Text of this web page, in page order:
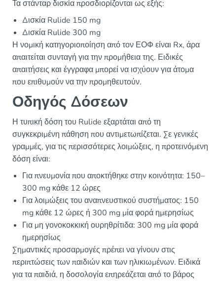
Τα στάνταρ δισκία προσδιορίζονται ως εξής:
Δισκία Rulide 150 mg
Δισκία Rulide 300 mg
Η νομική κατηγοριοποίηση από τον ΕΟΦ είναι Rx, άρα
απαιτείται συνταγή για την προμήθεια της. Ειδικές
απαιτήσεις και έγγραφα μπορεί να ισχύουν για άτομα
που επιθυμούν να την προμηθευτούν.
Οδηγός Δόσεων
Η τυπική δόση του Rulide εξαρτάται από τη
συγκεκριμένη πάθηση που αντιμετωπίζεται. Σε γενικές
γραμμές, για τις περισσότερες λοιμώξεις, η προτεινόμενη
δόση είναι:
Για πνευμονία που αποκτήθηκε στην κοινότητα: 150–
300 mg κάθε 12 ώρες
Για λοιμώξεις του αναπνευστικού συστήματος: 150
mg κάθε 12 ώρες ή 300 mg μία φορά ημερησίως
Για μη γονοκοκκική ουρηθρίτιδα: 300 mg μία φορά
ημερησίως
Σημαντικές προσαρμογές πρέπει να γίνουν στις
περιπτώσεις των παιδιών και των ηλικιωμένων. Ειδικά
για τα παιδιά, η δοσολογία επηρεάζεται από το βάρος